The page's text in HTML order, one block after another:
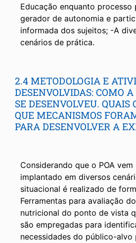
Educação enquanto processo
gerador de autonomia e
informada dos sujeitos; -A
cenários de prática.
2.4 METODOLOGIA E
DESENVOLVIDAS: COMO
SE DESENVOLVEU. QUAIS
QUE MECANISMOS
PARA DESENVOLVER A
Considerando que o POA vem
implantado em diversos
situacional é realizado de
Ferramentas para avaliação
nutricional do ponto de vista
são empregadas para
necessidades do público-alvo